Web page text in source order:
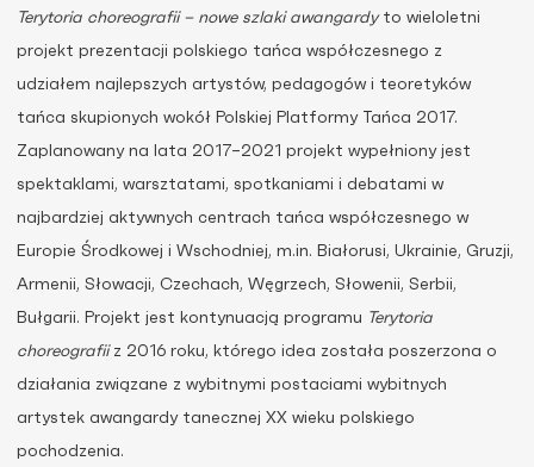
Terytoria choreografii – nowe szlaki awangardyto wieloletni
projekt prezentacji polskiego tańca współczesnego z
udziałem najlepszych artystów, pedagogów i teoretyków
tańca skupionych wokół Polskiej Platformy Tańca 2017.
Zaplanowany na lata 2017–2021 projekt wypełniony jest
spektaklami, warsztatami, spotkaniami i debatami w
najbardziej aktywnych centrach tańca współczesnego w
Europie Środkowej i Wschodniej, m.in. Białorusi, Ukrainie, Gruzji,
Armenii, Słowacji, Czechach, Węgrzech, Słowenii, Serbii,
Bułgarii. Projekt jest kontynuacją programu Terytoria
choreografiiz 2016 roku, którego idea została poszerzona o
działania związane z wybitnymi postaciami wybitnych
artystek awangardy tanecznej XX wieku polskiego
pochodzenia.